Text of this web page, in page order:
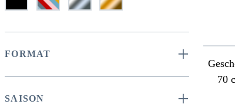
FORMAT +
SAISON +
70